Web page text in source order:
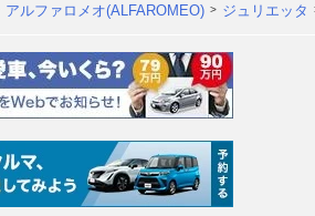
アルファロメオ(ALFAROMEO) ジュリエッタ